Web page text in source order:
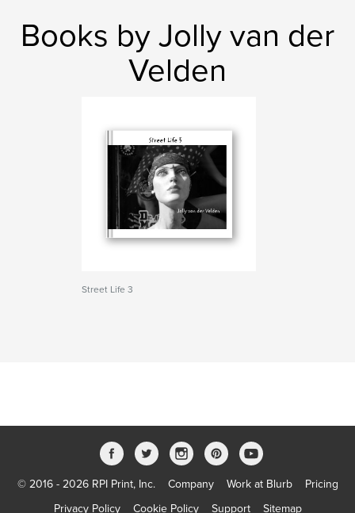
Books by Jolly van der
Velden
Street Life 3
© 2016 - 2026 RPI Print, Inc. Company Work at Blurb
Pricing
Privacy Policy
Cookie Policy Support Sitemap